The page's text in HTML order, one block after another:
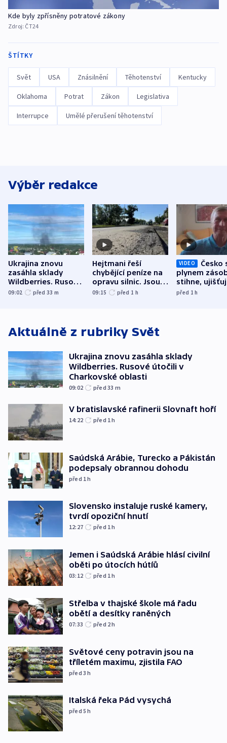
Kde byly zpřísněny potratové zákony
Zdroj: ČT24
ŠTÍTKY
Svět USA Znásilnění Těhotenství Kentucky
Oklahoma Potrat Zákon Legislativa
Interrupce Umělé přerušení těhotenství
Výběr redakce
Ukrajina znovu
zasáhla sklady
Wildberries. Rusové
útočili v Charkovské
09:02 před 33 m
Hejtmani řeší
chybějící peníze na
opravu silnic. Jsou
nenárokové, namítá
09:15 před 1 h
VIDEO
Česko
plynem
stihne,
expert.
před 1h
Aktuálně z rubriky Svět
Ukrajina znovu zasáhla sklady
Wildberries. Rusové útočili v
Charkovské oblasti
09:02 před 33 m
V bratislavské rafinerii Slovnaft hoří
14:22 před 1h
Saúdská Arábie, Turecko a Pákistán
podepsaly obrannou dohodu
před 1h
Slovensko instaluje ruské kamery,
tvrdí opoziční hnutí
12:27 před 1h
Jemen i Saúdská Arábie hlásí civilní
oběti po útocích hútíů
03:12 před 1h
Střelba v thajské škole má řadu
obětí a desítky raněných
07:33 před 2h
Světové ceny potravin jsou na
tříletém maximu, zjistila FAO
před 3h
Italská řeka Pád vysychá
před 5h